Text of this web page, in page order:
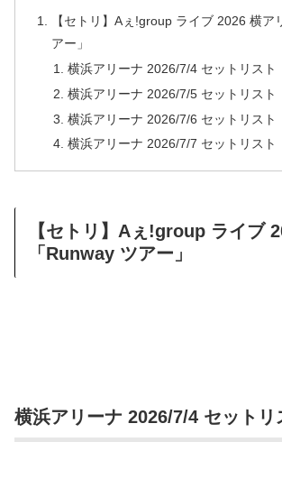
【セトリ】Aぇ!group ライブ 2026 横ア
アー」
横浜アリーナ 2026/7/4 セットリスト
横浜アリーナ 2026/7/5 セットリスト
横浜アリーナ 2026/7/6 セットリスト
横浜アリーナ 2026/7/7 セットリスト
【セトリ】Aぇ!group ライブ
「Runway ツアー」
横浜アリーナ 2026/7/4 セットリ